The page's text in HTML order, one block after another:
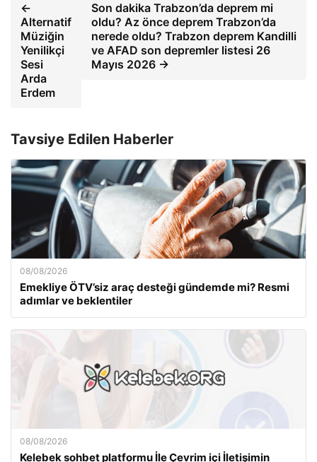
←
Alternatif
Müziğin
Yenilikçi
Sesi
Arda
Erdem
Son dakika Trabzon’da deprem mi
oldu? Az önce deprem Trabzon’da
nerede oldu? Trabzon deprem Kandilli
ve AFAD son depremler listesi 26
Mayıs 2026 →
Tavsiye Edilen Haberler
08/08/2026
Emekliye ÖTV’siz araç desteği gündemde mi? Resmi
adımlar ve beklentiler
08/08/2026
Kelebek sohbet platformu İle Çevrim içi İletişimin